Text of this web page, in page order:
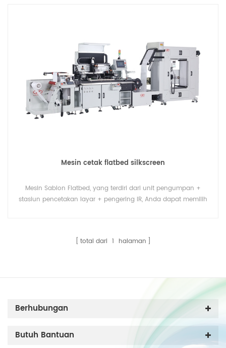
Mesin cetak flatbed silkscreen
Mesin Sablon Flatbed, yang terdiri dari unit pengumpan +
stasiun pencetakan layar + pengering IR, Anda dapat memilih
total dari 1 halaman
Berhubungan
Butuh Bantuan